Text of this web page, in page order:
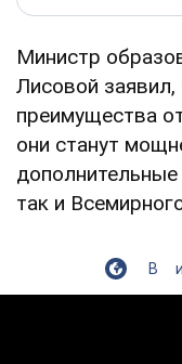
Министр
Лисовой заявил,
преимущества
они станут
так и